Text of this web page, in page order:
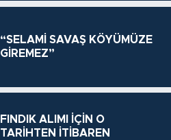
“SELAMİ SAVAŞ KÖYÜMÜZE
GİREMEZ”
FINDIK ALIMI İÇİN O
TARİHTEN İTİBAREN